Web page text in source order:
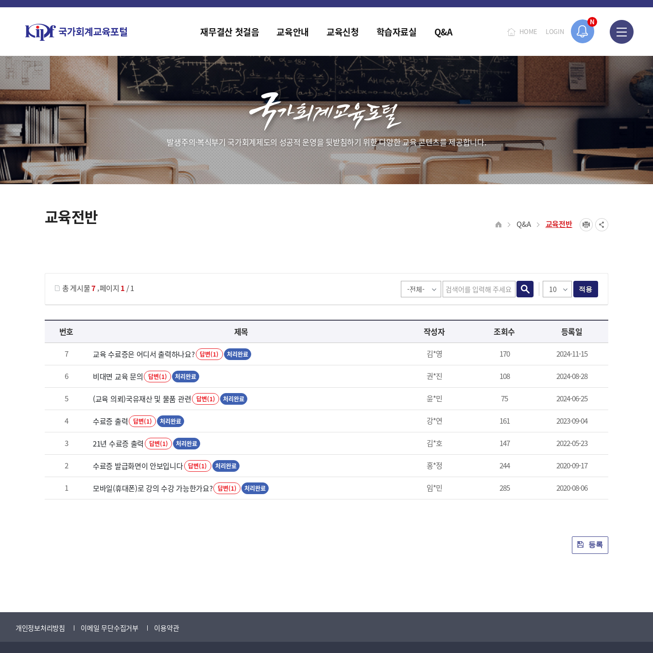
N
홈페이지가 새롭게 개편되었습니다.
HOME LOGIN
재무결산 첫걸음 교육안내 교육신청 학습자료실 Q&A
발생주의·복식부기 국가회계제도의 성공적 운영을 뒷받침하기 위한 다양한 교육 콘텐츠를 제공합니다.
교육전반 Q&A 교육전반
총 게시물7,페이지 1 / 1 적용
교육전반 목록 으로 번호, 제목, 작성자, 조회수, 등록 일로 나열 되고 있습니다.
번호 제목 작성자 조회수 등록일
7 교육 수료증은 어디서 출력하나요? 답변(1) 처리완료 김*영 170 2024-11-15
6 비대면 교육 문의 답변(1) 처리완료 권*진 108 2024-08-28
5 (교육 의뢰)국유재산 및 물품 관련 답변(1) 처리완료 윤*민 75 2024-06-25
4 수료증 출력 답변(1) 처리완료 강*연 161 2023-09-04
3 21년 수료증 출력 답변(1) 처리완료 김*호 147 2022-05-23
2 수료증 발급화면이 안보입니다 답변(1) 처리완료 홍*정 244 2020-09-17
1 모바일(휴대폰)로 강의 수강 가능한가요? 답변(1) 처리완료 임*민 285 2020-08-06
등록
개인정보처리방침 이메일 무단수집거부 이용약관